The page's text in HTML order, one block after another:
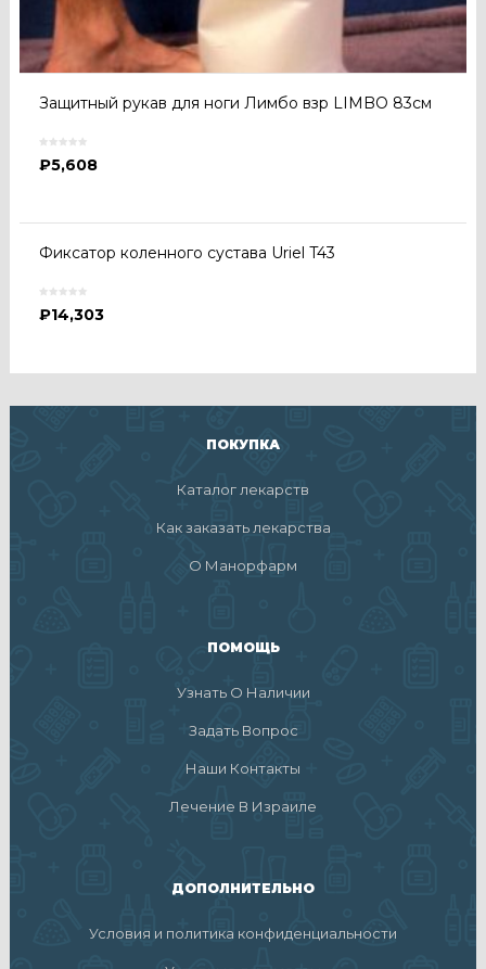
Защитный рукав для ноги Лимбо взр LIMBO 83см
₽5,608
Фиксатор коленного сустава Uriel T43
₽14,303
ПОКУПКА
Каталог лекарств
Как заказать лекарства
О Манорфарм
ПОМОЩЬ
Узнать О Наличии
Задать Вопрос
Наши Контакты
Лечение В Израиле
ДОПОЛНИТЕЛЬНО
Условия и политика конфиденциальности